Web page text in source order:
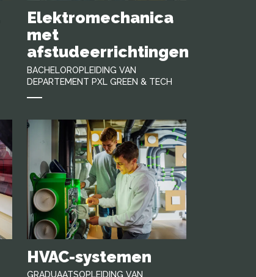
Elektromechanica
met
afstudeerrichtingen
BACHELOROPLEIDING VAN
DEPARTEMENT PXL GREEN & TECH
HVAC-systemen
GRADUAATSOPLEIDING VAN